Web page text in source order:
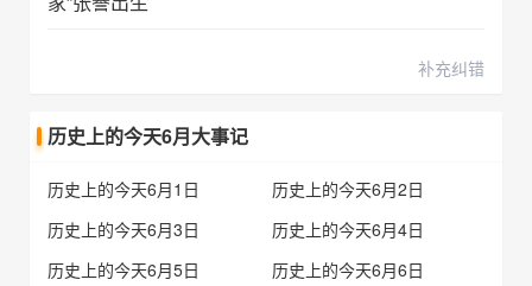
补充纠错
历史上的今天6月大事记
历史上的今天6月1日
历史上的今天6月2日
历史上的今天6月3日
历史上的今天6月4日
历史上的今天6月5日
历史上的今天6月6日